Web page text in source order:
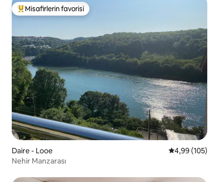
Misafirlerin favorilerinden en beğenilenler arasında
Misafirlerin favorisi
Daire - Looe 5 üzerinden
4,99 (105)
Nehir Manzarası